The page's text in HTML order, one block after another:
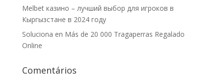
Melbet казино – лучший выбор для игроков в
Кыргызстане в 2024 году
Soluciona en Más de 20 000 Tragaperras Regalado
Online
Comentários